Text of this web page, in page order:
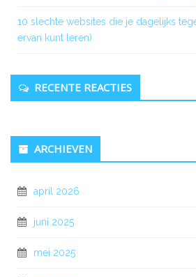
10 slechte websites die je dagelijks
ervan kunt leren)
RECENTE REACTIES
ARCHIEVEN
april 2026
juni 2025
mei 2025